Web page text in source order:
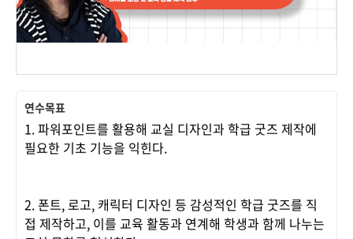
연수목표
1. 파워포인트를 활용해 교실 디자인과 학급 굿즈 제작에
필요한 기초 기능을 익힌다.
2. 폰트, 로고, 캐릭터 디자인 등 감성적인 학급 굿즈를 직
접 제작하고, 이를 교육 활동과 연계해 학생과 함께 나누는